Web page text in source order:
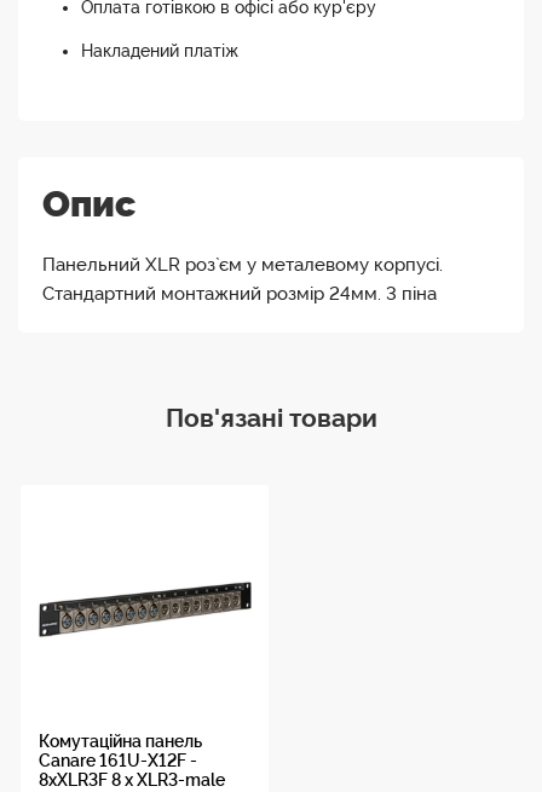
Оплата готівкою в офісі або кур'єру
Накладений платіж
Опис
Панельний XLR роз`єм у металевому корпусі.
Стандартний монтажний розмір 24мм. 3 піна
Пов'язані товари
Комутаційна панель
Canare 161U-X12F -
8xXLR3F 8 x XLR3-male